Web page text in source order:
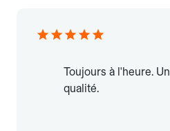
Toujours à l'heure.
qualité.